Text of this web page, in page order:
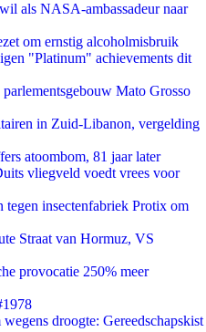
als NASA-ambassadeur naar
om ernstig alcoholmisbruik
"Platinum" achievements dit
Mato Grosso
in Zuid-Libanon, vergelding
atoombom, 81 jaar later
vliegveld voedt vrees voor
insectenfabriek Protix om
Straat van Hormuz, VS
provocatie 250% meer
droogte: Gereedschapskist